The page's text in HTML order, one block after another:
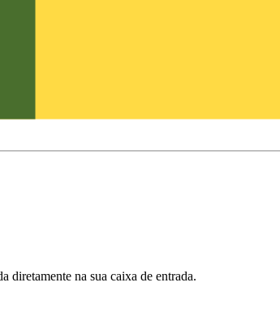
diretamente na sua caixa de entrada.